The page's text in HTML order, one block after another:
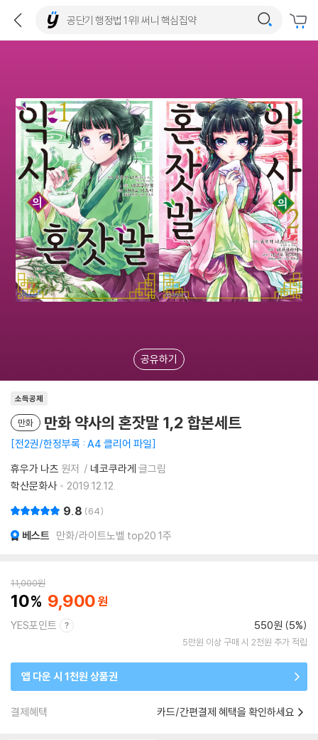
공유하기
소득공제
만화 만화 약사의 혼잣말 1,2 합본세트
전2권/한정부록 : A4 클리어 파일
휴우가 나츠 원저 네코쿠라게 글그림
학산문화사
2019.12.12.
9.8 64
베스트 만화/라이트노벨 top20 1주
11,000원
10 9,900
YES포인트 550원 (5%)
5만원 이상 구매 시 2천원 추가 적립
앱 다운 시 1천원 상품권
결제혜택 카드/간편결제 혜택을 확인하세요